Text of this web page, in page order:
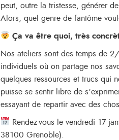
peut, outre la tristesse, générer
Alors, quel genre de fantôme
Ça va être quoi, très
Nos ateliers sont des temps de
individuels où on partage nos
quelques ressources et trucs qui
puisse se sentir libre de
essayant de repartir avec des
Rendez-vous le vendredi 17
38100 Grenoble).